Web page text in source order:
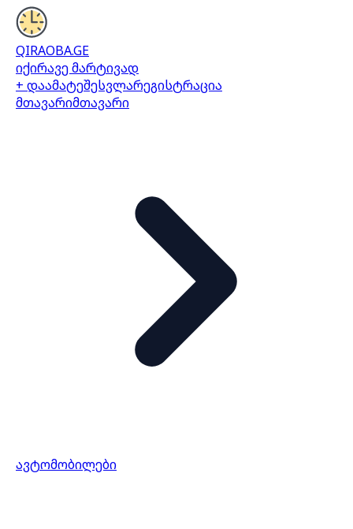
QIRAOBA.GE
იქირავე მარტივად
+ დაამატეშესვლარეგისტრაცია
მთავარიმთავარი
ავტომობილები